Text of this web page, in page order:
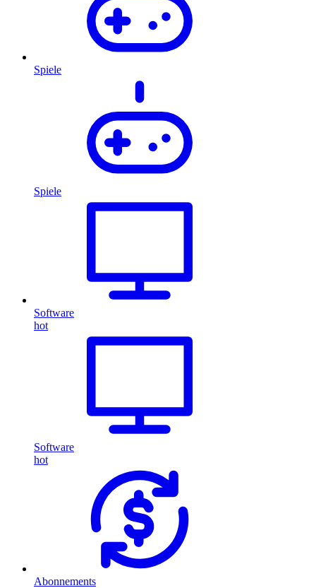
Spiele
Spiele
Software
hot
Software
hot
Abonnements